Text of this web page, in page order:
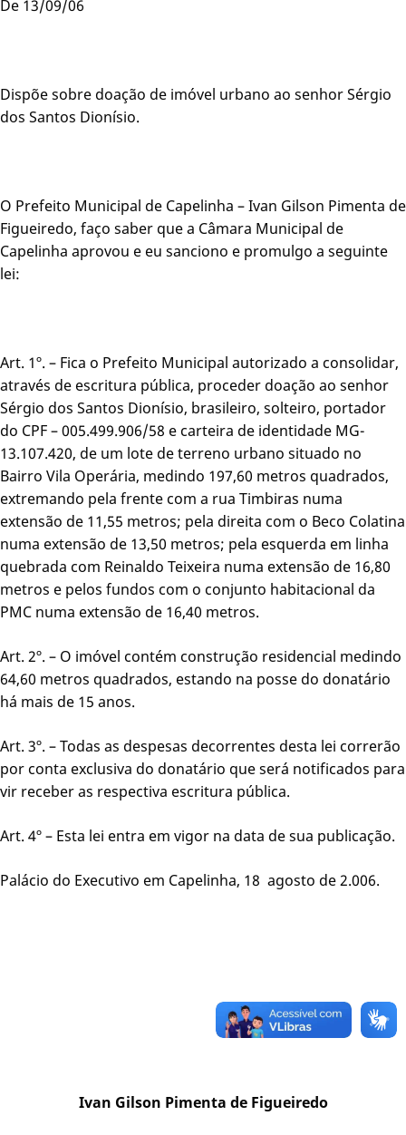
De 13/09/06
Dispõe sobre doação de imóvel urbano ao senhor Sérgio
dos Santos Dionísio.
O Prefeito Municipal de Capelinha – Ivan Gilson Pimenta de
Figueiredo, faço saber que a Câmara Municipal de
Capelinha aprovou e eu sanciono e promulgo a seguinte
lei:
Art. 1º. – Fica o Prefeito Municipal autorizado a consolidar,
através de escritura pública, proceder doação ao senhor
Sérgio dos Santos Dionísio, brasileiro, solteiro, portador
do CPF – 005.499.906/58 e carteira de identidade MG-
13.107.420, de um lote de terreno urbano situado no
Bairro Vila Operária, medindo 197,60 metros quadrados,
extremando pela frente com a rua Timbiras numa
extensão de 11,55 metros; pela direita com o Beco Colatina
numa extensão de 13,50 metros; pela esquerda em linha
quebrada com Reinaldo Teixeira numa extensão de 16,80
metros e pelos fundos com o conjunto habitacional da
PMC numa extensão de 16,40 metros.
Art. 2º. – O imóvel contém construção residencial medindo
64,60 metros quadrados, estando na posse do donatário
há mais de 15 anos.
Art. 3º. – Todas as despesas decorrentes desta lei correrão
por conta exclusiva do donatário que será notificados para
vir receber as respectiva escritura pública.
Art. 4º – Esta lei entra em vigor na data de sua publicação.
Palácio do Executivo em Capelinha, 18 agosto de 2.006.
Ivan Gilson Pimenta de Figueiredo